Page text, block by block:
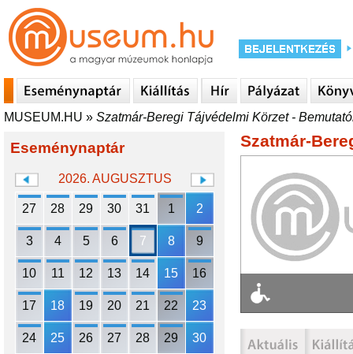
MUSEUM.HU » Szatmár-Beregi Tájvédelmi Körzet -
Eseménynaptár
2026. AUGUSZTUS
27 28 29 30 31 1 2
3 4 5 6 7 8 9
10 11 12 13 14 15 16
17 18 19 20 21 22 23
24 25 26 27 28 29 30
Szatmár-